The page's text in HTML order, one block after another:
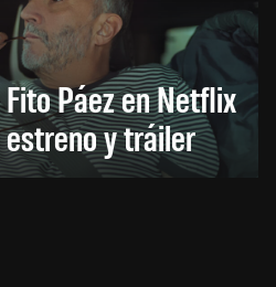
Páez en Netflix
y tráiler